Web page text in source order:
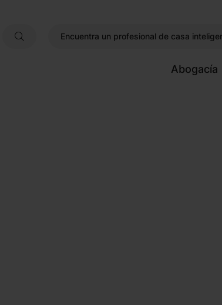
Encuentra un profesional de casa
Abogacía